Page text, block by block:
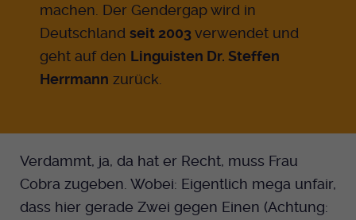
machen. Der Gendergap wird in
Deutschland seit 2003 verwendet und
geht auf den Linguisten Dr. Steffen
Herrmann zurück.
Verdammt, ja, da hat er Recht, muss Frau
Cobra zugeben. Wobei: Eigentlich mega unfair,
dass hier gerade Zwei gegen Einen (Achtung:
Dient zur Speicherung der Cookie Opt-In
Einstellungen. Eine optionale Nummer
nach dem Namen gibt lediglich eine